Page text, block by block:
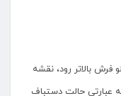
بالاتر رود، نقشه
عبارتی حالت دستباف